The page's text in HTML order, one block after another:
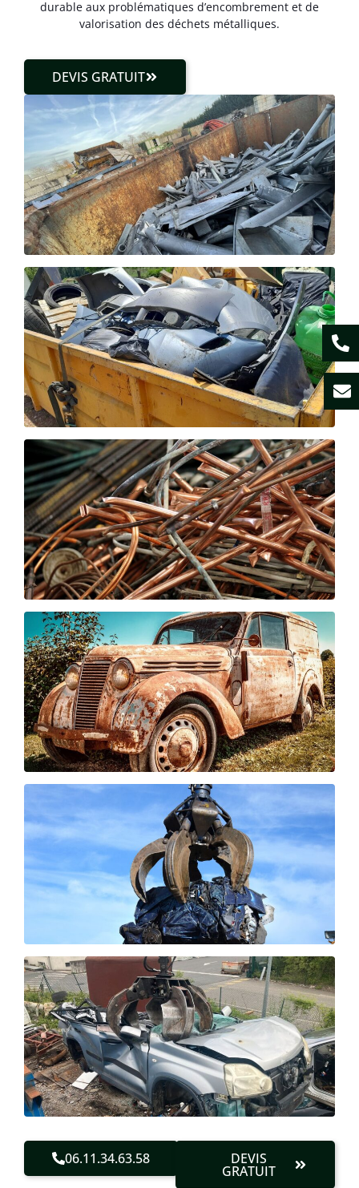
durable aux problématiques d’encombrement et de
valorisation des déchets métalliques.
DEVIS GRATUIT
06.11.34.63.58 DEVIS
GRATUIT